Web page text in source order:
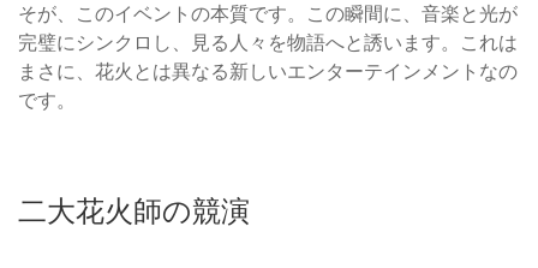
そが、このイベントの本質です。この瞬間に、音楽と光が
完璧にシンクロし、見る人々を物語へと誘います。これは
まさに、花火とは異なる新しいエンターテインメントなの
です。
二大花火師の競演